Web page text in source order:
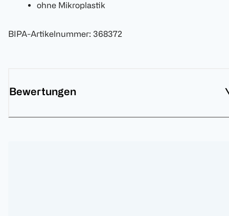
ohne Mikroplastik
BIPA-Artikelnummer: 368372
Bewertungen